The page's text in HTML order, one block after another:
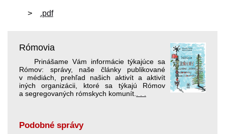
.pdf
Rómovia
Prinášame Vám informácie týkajúce sa
Rómov: správy, naše články publikované
v médiách, prehľad našich aktivít a aktivít
iných organizácii, ktoré sa týkajú Rómov
a segregovaných rómskych komunít.
Podobné správy